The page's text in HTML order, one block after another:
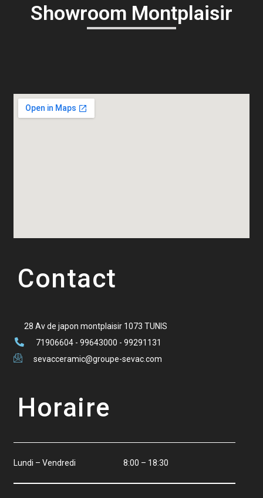
Showroom Montplaisir
Contact
28 Av de japon montplaisir 1073 TUNIS
71906604 - 99643000 - 99291131
sevacceramic@groupe-sevac.com
Horaire
Lundi – Vendredi 8:00 – 18:30